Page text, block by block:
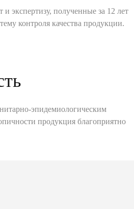
экспертизу, полученные за 12 лет
контроля качества продукции.
эпидемиологическим
продукция благоприятно